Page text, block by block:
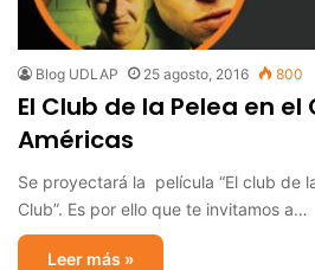
Blog UDLAP 25 agosto, 2016 800
El Club de la Pelea en
Américas
Se proyectará la película “El club de
Club”. Es por ello que te invitamos a…
Leer más »